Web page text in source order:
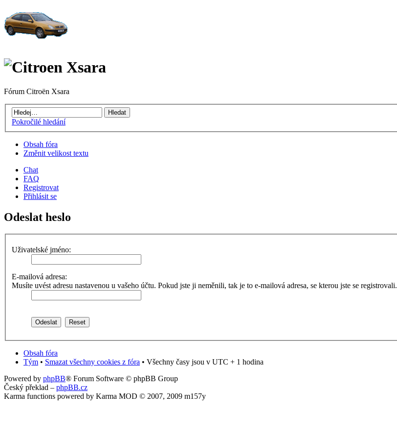
Fórum Citroën Xsara
Pokročilé hledání
Obsah fóra
Změnit velikost textu
Chat
FAQ
Registrovat
Přihlásit se
Odeslat heslo
Uživatelské jméno:
E-mailová adresa:
Musíte uvést adresu nastavenou u vašeho účtu. Pokud jste ji neměnili, tak je to e-mailová adresa, se kterou jste se registrovali.
Obsah fóra
Tým • Smazat všechny cookies z fóra • Všechny časy jsou v UTC + 1 hodina
Powered by phpBB® Forum Software © phpBB Group
Český překlad – phpBB.cz
Karma functions powered by Karma MOD © 2007, 2009 m157y